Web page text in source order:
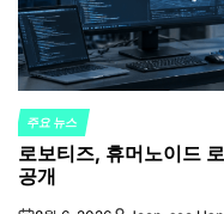
POSTED
IN
주요 뉴스
로보티즈, 휴머노이드
공개